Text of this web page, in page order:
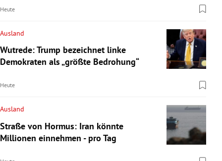
Heute
Ausland
Wutrede: Trump bezeichnet linke
Demokraten als „größte Bedrohung“
Heute
Ausland
Straße von Hormus: Iran könnte
Millionen einnehmen - pro Tag